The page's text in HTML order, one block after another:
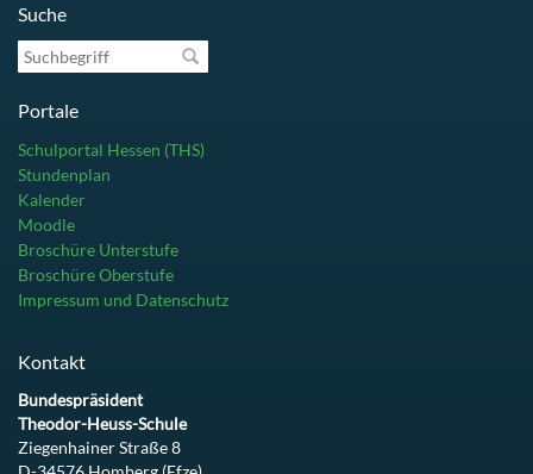
Suche
Suchbegriff
Portale
Schulportal Hessen (THS)
Stundenplan
Kalender
Moodle
Broschüre Unterstufe
Broschüre Oberstufe
Impressum und Datenschutz
Kontakt
Bundespräsident
Theodor-Heuss-Schule
Ziegenhainer Straße 8